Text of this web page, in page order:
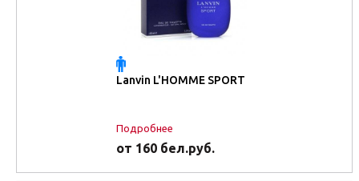
Lanvin L'HOMME SPORT
Подробнее
от 160 бел.руб.